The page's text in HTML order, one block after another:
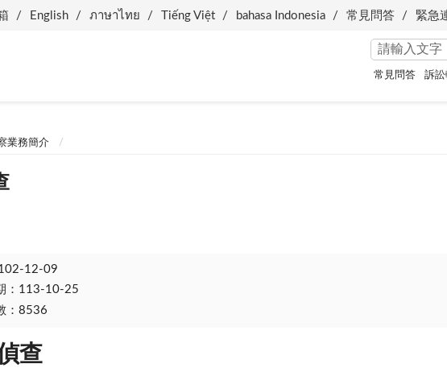
English ภาษาไทย Tiếng Việt bahasa Indonesia 常見問答 緊急
常見問答 訴
業務簡介
12-09
：113-10-25
：8536
查